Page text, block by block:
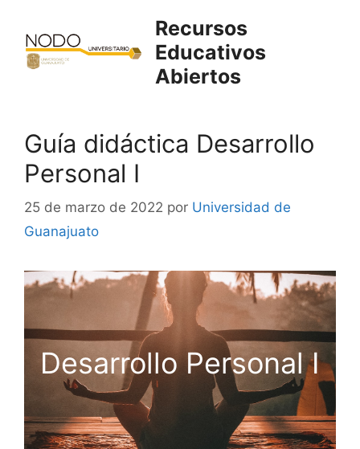
contenido
Recursos
Educativos
Abiertos
Guía didáctica Desarrollo
Personal I
25 de marzo de 2022 por Universidad de
Guanajuato
Desarrollo Personal I